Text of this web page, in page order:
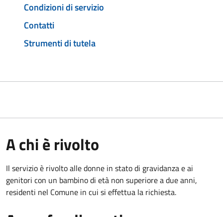
Condizioni di servizio
Contatti
Strumenti di tutela
A chi è rivolto
Il servizio è rivolto alle donne in stato di gravidanza e ai
genitori con un bambino di età non superiore a due anni,
residenti nel Comune in cui si effettua la richiesta.